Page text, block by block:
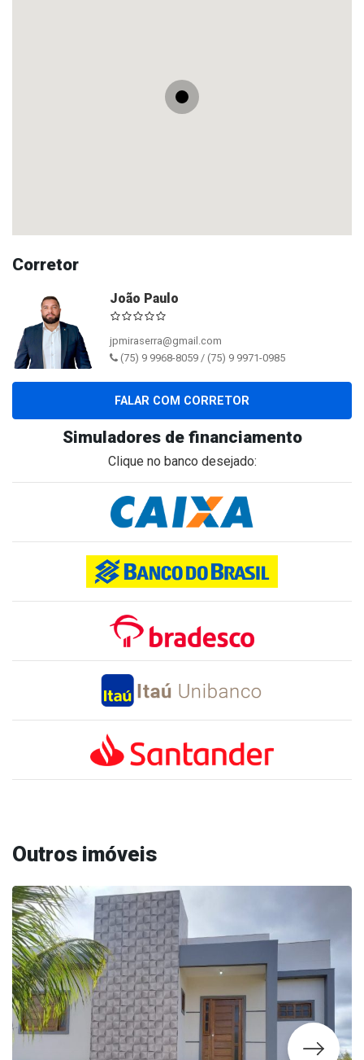
Corretor
João Paulo
jpmiraserra@gmail.com
(75) 9 9968-8059 / (75) 9 9971-0985
FALAR COM CORRETOR
Simuladores de financiamento
Clique no banco desejado:
Outros imóveis